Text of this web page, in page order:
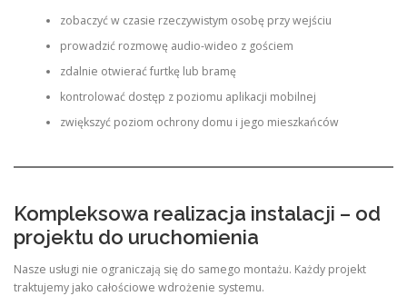
zobaczyć w czasie rzeczywistym osobę przy wejściu
prowadzić rozmowę audio-wideo z gościem
zdalnie otwierać furtkę lub bramę
kontrolować dostęp z poziomu aplikacji mobilnej
zwiększyć poziom ochrony domu i jego mieszkańców
Kompleksowa realizacja instalacji – od
projektu do uruchomienia
Nasze usługi nie ograniczają się do samego montażu. Każdy projekt
traktujemy jako całościowe wdrożenie systemu.